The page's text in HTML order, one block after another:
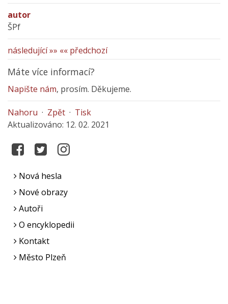
autor
ŠPf
následující »» «« předchozí
Máte více informací?
Napište nám, prosím. Děkujeme.
Nahoru · Zpět · Tisk
Aktualizováno: 12. 02. 2021
Nová hesla
Nové obrazy
Autoři
O encyklopedii
Kontakt
Město Plzeň